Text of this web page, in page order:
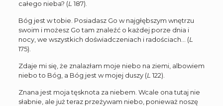
całego nieba? (L 187).
Bóg jest w tobie. Posiadasz Go w najgłębszym wnętrzu
swoim i możesz Go tam znaleźć o każdej porze dnia i
nocy, we wszystkich doświadczeniach i radościach… (L
175).
Zdaje mi się, że znalazłam moje niebo na ziemi, albowiem
niebo to Bóg, a Bóg jest w mojej duszy (L 122).
Znana jest moja tęsknota za niebem. Wcale ona tutaj nie
słabnie, ale już teraz przeżywam niebo, ponieważ noszę